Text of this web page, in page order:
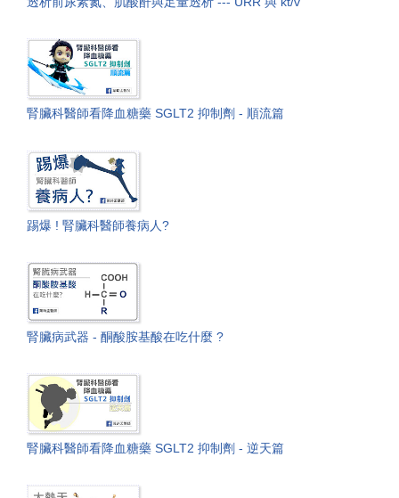
腎臟科醫師看降血糖藥 SGLT2 抑制劑 - 順流篇
踢爆 ! 腎臟科醫師養病人?
腎臟病武器 - 酮酸胺基酸在吃什麼 ?
腎臟科醫師看降血糖藥 SGLT2 抑制劑 - 逆天篇